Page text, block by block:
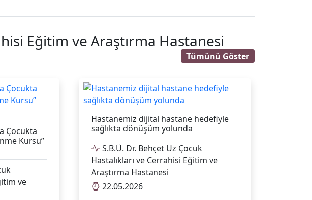
Eğitim ve Araştırma Hastanesi
Tümünü Göster
Çocukta
Kursu”
ve
Hastanemiz dijital hastane hedefiyle
sağlıkta dönüşüm yolunda
S.B.Ü. Dr. Behçet Uz Çocuk
Hastalıkları ve Cerrahisi Eğitim ve
Araştırma Hastanesi
22.05.2026